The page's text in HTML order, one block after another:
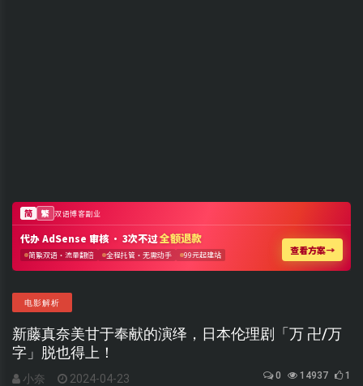
电影解析
新藤真奈美甘于奉献的演绎，日本伦理剧「万 卍/万
字」脱也得上！
小奈 2024-04-23 0 14937 1